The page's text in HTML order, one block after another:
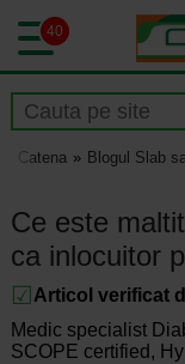
40
Catena Blogul Slab
Ce este
ca inlocuitor
Articol verificat
Medic specialist
SCOPE certified,